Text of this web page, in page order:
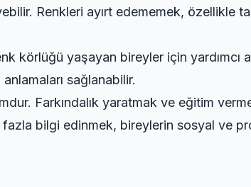
Renkleri ayırt edememek, özellikle
körlüğü yaşayan bireyler için yardımcı
sağlanabilir.
Farkındalık yaratmak ve eğitim
bilgi edinmek, bireylerin sosyal ve